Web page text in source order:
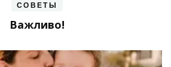
СОВЕТЫ
Важливо!